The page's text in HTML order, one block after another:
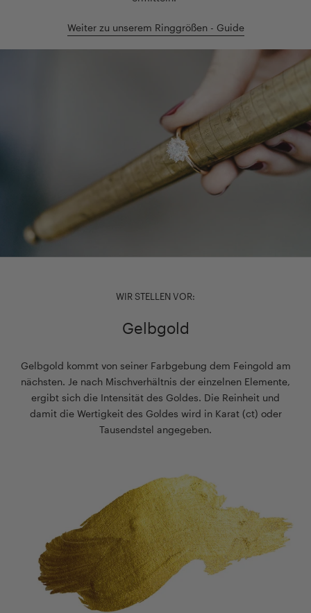
Weiter zu unserem Ringgrößen - Guide
WIR STELLEN VOR:
Gelbgold
Gelbgold kommt von seiner Farbgebung dem Feingold am
nächsten. Je nach Mischverhältnis der einzelnen Elemente,
ergibt sich die Intensität des Goldes. Die Reinheit und
damit die Wertigkeit des Goldes wird in Karat (ct) oder
Tausendstel angegeben.